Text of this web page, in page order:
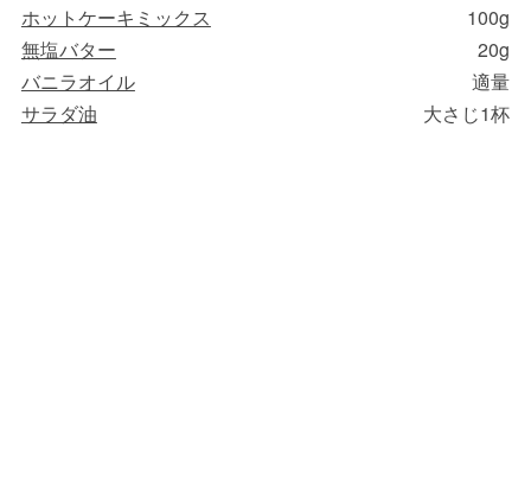
ホットケーキミックス
100g
無塩バター
20g
バニラオイル
適量
サラダ油
大さじ1杯